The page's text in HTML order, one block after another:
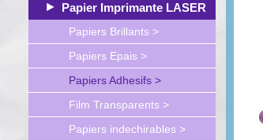
Papier Imprimante LASER
Papiers Brillants >
Papiers Epais >
Papiers Adhesifs >
Film Transparents >
Papiers indechirables >